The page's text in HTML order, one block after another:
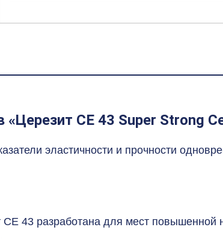
CE 43 Super Strong
эластичности и прочности
CE 43 разработана для мест